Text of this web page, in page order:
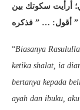
أرأيت سكوتك بين
” أقول: … ” فذكره
“Biasanya
ketika shalat, ia
bertanya kepada
ayah dan ibuku,